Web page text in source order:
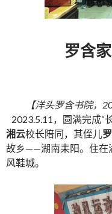
罗含
【洋头罗含书院，
2023.5.11，圆满完成“
湘云校长陪同，其侄儿
故乡——湖南耒阳。住在
风鞋城。